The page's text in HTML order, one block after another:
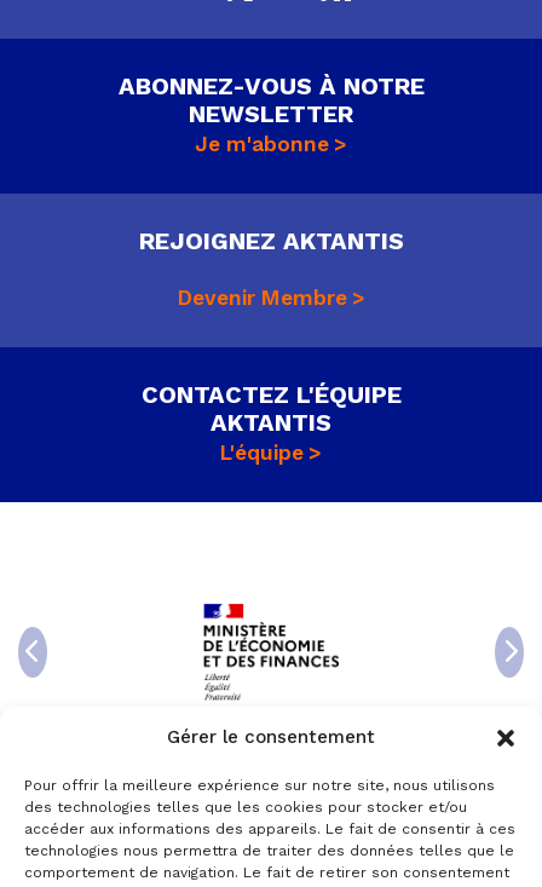
Gérer le consentement
Pour offrir la meilleure expérience sur notre site, nous utilisons
des technologies telles que les cookies pour stocker et/ou
accéder aux informations des appareils. Le fait de consentir à ces
technologies nous permettra de traiter des données telles que le
comportement de navigation. Le fait de retirer son consentement
ABONNEZ-VOUS À NOTRE
NEWSLETTER
Je m'abonne
REJOIGNEZ AKTANTIS
Devenir Membre
CONTACTEZ L'ÉQUIPE
AKTANTIS
L'équipe